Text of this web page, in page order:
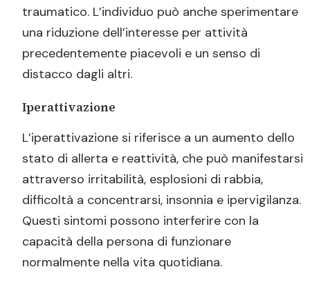
traumatico. L’individuo può anche sperimentare
una riduzione dell’interesse per attività
precedentemente piacevoli e un senso di
distacco dagli altri.
Iperattivazione
L’iperattivazione si riferisce a un aumento dello
stato di allerta e reattività, che può manifestarsi
attraverso irritabilità, esplosioni di rabbia,
difficoltà a concentrarsi, insonnia e ipervigilanza.
Questi sintomi possono interferire con la
capacità della persona di funzionare
normalmente nella vita quotidiana.